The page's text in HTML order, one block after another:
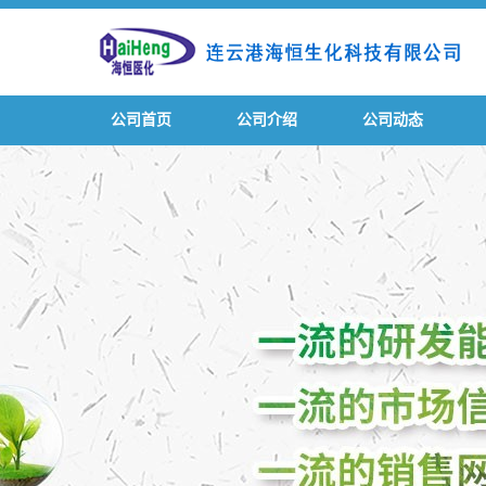
公司首页 公司介绍 公司动态